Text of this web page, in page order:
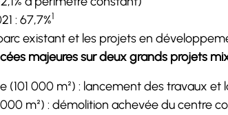
: 67,7%1
existant et les projets en
majeures sur deux grands projets
(101 000 m²) : lancement des travaux et
m²) : démolition achevée du centre